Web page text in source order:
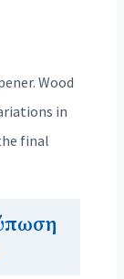
Wood
in
final